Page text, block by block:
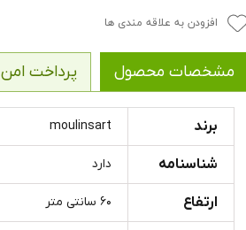
افزودن به علاقه مندی ها
مشخصات محصول پرداخت امن
برند moulinsart
شناسنامه دارد
ارتفاع ۶۰ سانتی متر